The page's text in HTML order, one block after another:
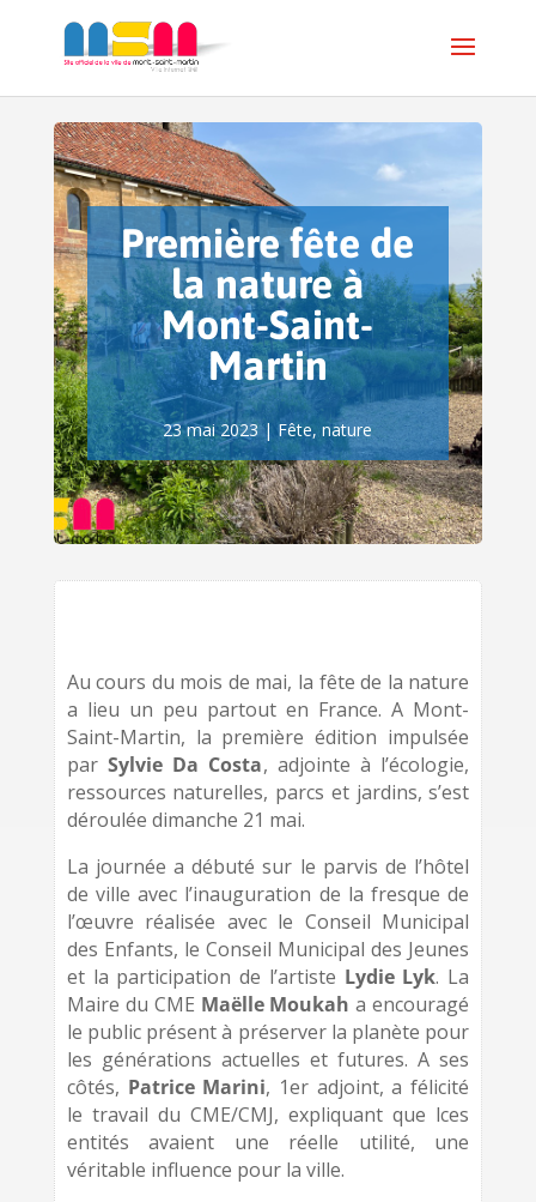
Première fête de
la nature à
Mont-Saint-
Martin
23 mai 2023| Fête,nature
Au cours du mois de mai, la fête de la nature
a lieu un peu partout en France. A Mont-
Saint-Martin, la première édition impulsée
parSylvie Da Costa, adjointe à l’é​cologie,
ressources naturelles, parcs et jardins, s’est
déroulée dimanche 21 mai.
La journée a débuté sur le parvis de l’hôtel
de ville avec l’inauguration de la fresque de
l’œuvre réalisée avec le Conseil Municipal
des Enfants, le Conseil Municipal des Jeunes
et la participation de l’artiste Lydie Lyk. La
Maire du CME Maëlle Moukah a encouragé
le public présent à préserver la planète pour
les générations actuelles et futures. A ses
côtés, Patrice Marini, 1er adjoint, a félicité
le travail du CME/CMJ, expliquant que lces
entités avaient une réelle utilité, une
véritable influence pour la ville.